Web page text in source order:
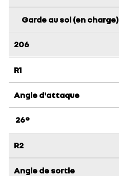
Garde au sol (en charge)
206
R1
Angle d'attaque
26°
R2
Angle de sortie